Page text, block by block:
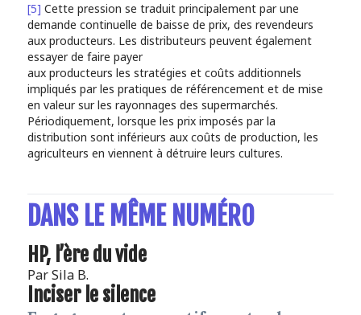
[5] Cette pression se traduit principalement par une
demande continuelle de baisse de prix, des revendeurs
aux producteurs. Les distributeurs peuvent également
essayer de faire payer
aux producteurs les stratégies et coûts additionnels
impliqués par les pratiques de référencement et de mise
en valeur sur les rayonnages des supermarchés.
Périodiquement, lorsque les prix imposés par la
distribution sont inférieurs aux coûts de production, les
agriculteurs en viennent à détruire leurs cultures.
DANS LE MÊME NUMÉRO
HP, l’ère du vide
ParSila B.
Inciser le silence